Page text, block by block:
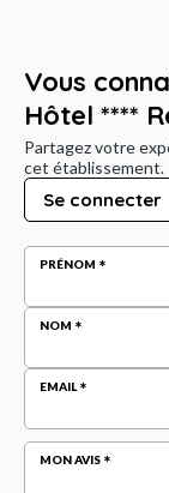
Vous
Hôtel ****
Partagez votre
cet établissement.
Se connecter
PRÉNOM
NOM
EMAIL
MON AVIS